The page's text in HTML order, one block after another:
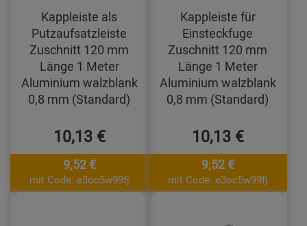
Kappleiste als
Putzaufsatzleiste
Zuschnitt 120 mm
Länge 1 Meter
Aluminium walzblank
0,8 mm (Standard)
10,13 €
9,52 €
mit Code: e3oc5w99fj
Kappleiste für
Einsteckfuge
Zuschnitt 120 mm
Länge 1 Meter
Aluminium walzblank
0,8 mm (Standard)
10,13 €
9,52 €
mit Code: e3oc5w99fj